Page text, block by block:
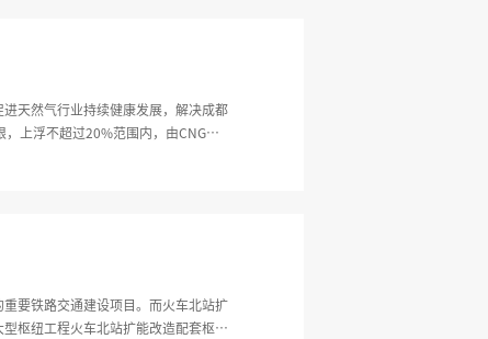
天然气行业持续健康发展，解决成都
上浮不超过20%范围内，由CNG经
要铁路交通建设项目。而火车北站扩
枢纽工程火车北站扩能改造配套枢纽